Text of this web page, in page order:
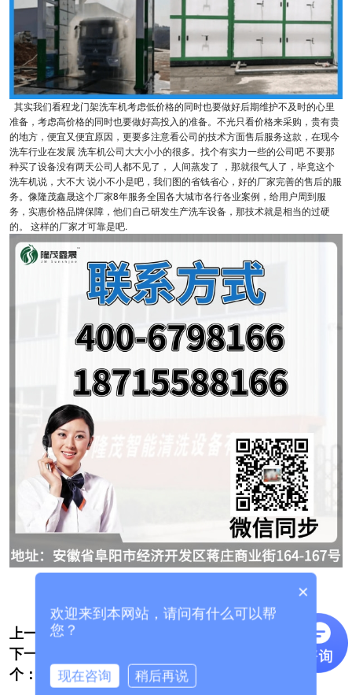
其实我们看程龙门架洗车机考虑低价格的同时也要做好后期维护不及时的心里
准备，考虑高价格的同时也要做好高投入的准备。不光只看价格来采购，贵有贵
的地方，便宜又便宜原因，更要多注意看公司的技术方面售后服务这款，在现今
洗车行业在发展 洗车机公司大大小小的很多。找个有实力一些的公司吧 不要那
种买了设备没有两天公司人都不见了， 人间蒸发了 ，那就很气人了，毕竟这个
洗车机说，大不大 说小不小是吧，我们图的省钱省心，好的厂家完善的售后的服
务。像隆茂鑫晟这个厂家8年服务全国各大城市各行各业案例，给用户周到服
务，实惠价格品牌保障，他们自己研发生产洗车设备，那技术就是相当的过硬
的。 这样的厂家才可靠是吧.
上一个: 上海凡贝龙门洗车机-环评验收更轻松[隆茂
下一
个：
半挂大货车自动洗车机-适合多种车型[隆茂
鑫晟]
×
欢迎来到本网站，请问有什么可以帮
您？
现在咨询 稍后再说